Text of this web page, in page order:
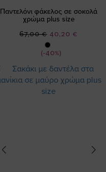
Παντελόνι φάκελος σε σοκολά
χρώμα plus size
(-40%)
Ειδική
Τιμή
40,20 €
67,00 €